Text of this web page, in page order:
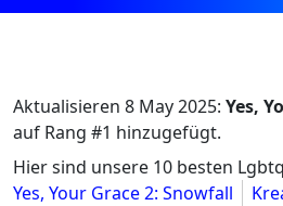
Aktualisieren 8 May 2025: Yes,
auf Rang #1 hinzugefügt.
Hier sind unsere 10 besten
Yes, Your Grace 2: Snowfall